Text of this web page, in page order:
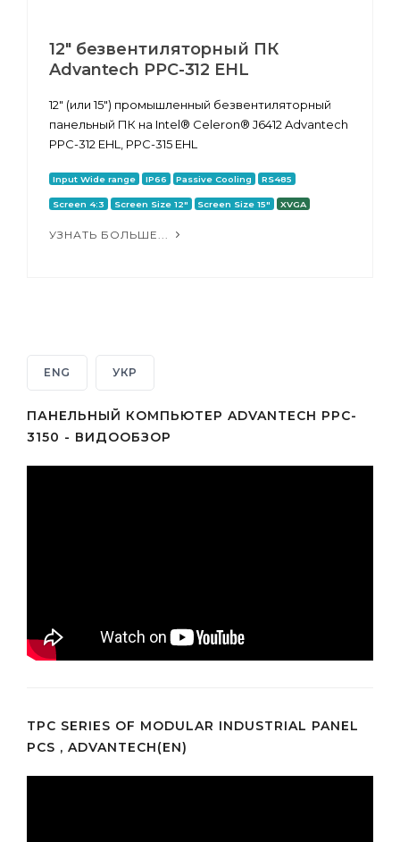
12" безвентиляторный ПК
Advantech PPC-312 EHL
12" (или 15") промышленный безвентиляторный
панельный ПК на Intel® Celeron® J6412 Advantech
PPC-312 EHL, PPC-315 EHL
Input Wide range IP66 Passive Cooling RS485
Screen 4:3 Screen Size 12" Screen Size 15" XVGA
УЗНАТЬ БОЛЬШЕ...
ENG УКР
ПАНЕЛЬНЫЙ КОМПЬЮТЕР ADVANTECH PPC-
3150 - ВИДООБЗОР
TPC SERIES OF MODULAR INDUSTRIAL PANEL
PCS , ADVANTECH(EN)